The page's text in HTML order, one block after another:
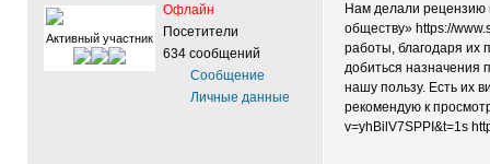
Активный участник
Офлайн
Посетители
634 сообщений
Сообщение
Личные данные
Нам делали
обществу» https://
работы, благодаря их
добиться назначения
нашу пользу. Есть их
рекомендую к
v=yhBilV7SPPI&t=1s